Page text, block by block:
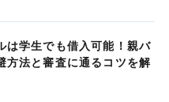
は学生でも借入可能！親バ
方法と審査に通るコツを解